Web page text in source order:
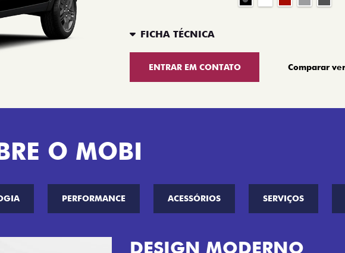
FICHA TÉCNICA
ENTRAR EM CONTATO Comparar
O MOBI
PERFORMANCE ACESSÓRIOS SERVIÇOS
CINCO OPÇÕES DE